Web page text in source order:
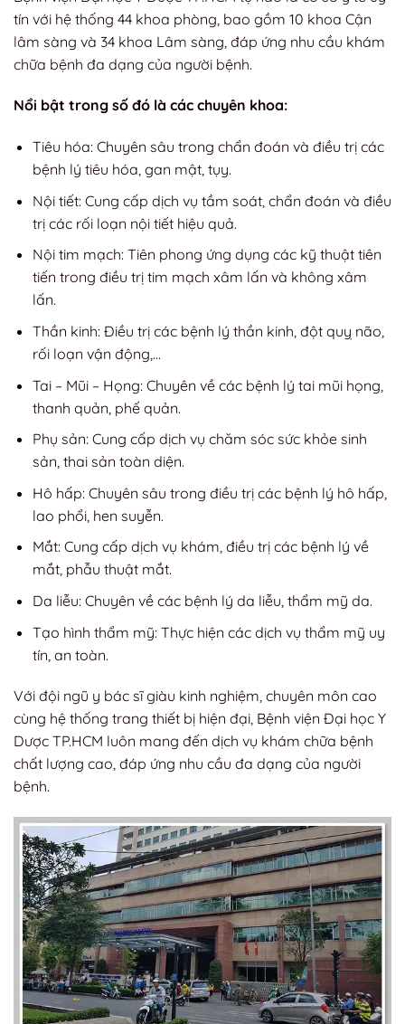
tín với hệ thống 44 khoa phòng, bao gồm 10 khoa Cận
lâm sàng và 34 khoa Lâm sàng, đáp ứng nhu cầu khám
chữa bệnh đa dạng của người bệnh.
Nổi bật trong số đó là các chuyên khoa:
Tiêu hóa: Chuyên sâu trong chẩn đoán và điều trị các
bệnh lý tiêu hóa, gan mật, tụy.
Nội tiết: Cung cấp dịch vụ tầm soát, chẩn đoán và điều
trị các rối loạn nội tiết hiệu quả.
Nội tim mạch: Tiên phong ứng dụng các kỹ thuật tiên
tiến trong điều trị tim mạch xâm lấn và không xâm
lấn.
Thần kinh: Điều trị các bệnh lý thần kinh, đột quỵ não,
rối loạn vận động,…
Tai – Mũi – Họng: Chuyên về các bệnh lý tai mũi họng,
thanh quản, phế quản.
Phụ sản: Cung cấp dịch vụ chăm sóc sức khỏe sinh
sản, thai sản toàn diện.
Hô hấp: Chuyên sâu trong điều trị các bệnh lý hô hấp,
lao phổi, hen suyễn.
Mắt: Cung cấp dịch vụ khám, điều trị các bệnh lý về
mắt, phẫu thuật mắt.
Da liễu: Chuyên về các bệnh lý da liễu, thẩm mỹ da.
Tạo hình thẩm mỹ: Thực hiện các dịch vụ thẩm mỹ uy
tín, an toàn.
Với đội ngũ y bác sĩ giàu kinh nghiệm, chuyên môn cao
cùng hệ thống trang thiết bị hiện đại, Bệnh viện Đại học Y
Dược TP.HCM luôn mang đến dịch vụ khám chữa bệnh
chất lượng cao, đáp ứng nhu cầu đa dạng của người
bệnh.